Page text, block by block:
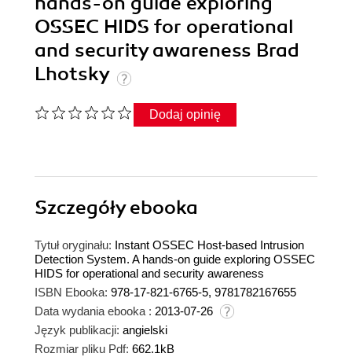
OSSEC HIDS for operational
and security awareness Brad
Lhotsky
Dodaj opinię
Szczegółyebooka
Tytuł oryginału: Instant OSSEC Host-based Intrusion
Detection System. A hands-on guide exploring OSSEC
HIDS for operational and security awareness
ISBN Ebooka: 978-17-821-6765-5, 9781782167655
Data wydania ebooka : 2013-07-26
Język publikacji: angielski
Rozmiar pliku Pdf: 662.1kB